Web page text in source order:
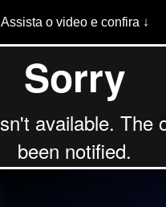
Assista o video e confira ↓